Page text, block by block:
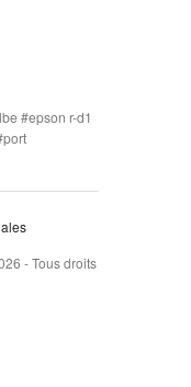
epson r-d1
port
- Tous droits